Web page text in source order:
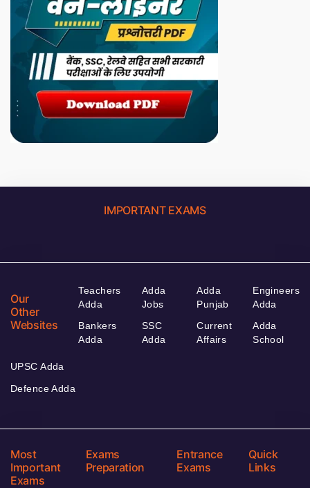
IMPORTANT EXAMS
Our
Other
Websites
Teachers
Adda
Bankers
Adda
Adda
Jobs
SSC
Adda
Adda
Punjab
Current
Affairs
Engineers
Adda
Adda
School
UPSC Adda
Defence Adda
Most
Important
Exams
Exams
Preparation
Entrance
Exams
Quick
Links